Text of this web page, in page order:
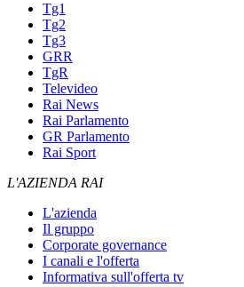
Tg1
Tg2
Tg3
GRR
TgR
Televideo
Rai News
Rai Parlamento
GR Parlamento
Rai Sport
L'AZIENDA RAI
L'azienda
Il gruppo
Corporate governance
I canali e l'offerta
Informativa sull'offerta tv